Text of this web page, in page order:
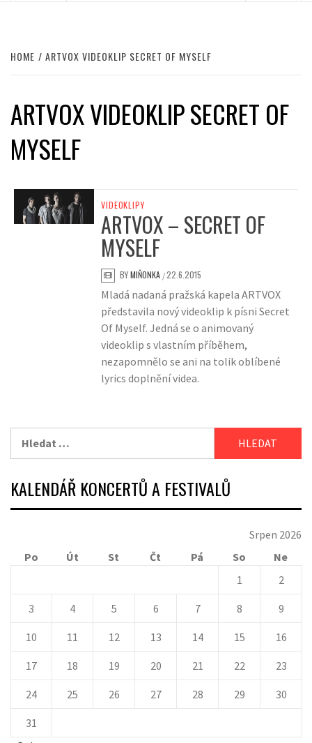
HOME ARTVOX VIDEOKLIP SECRET OF MYSELF
ARTVOX VIDEOKLIP SECRET OF
MYSELF
VIDEOKLIPY
ARTVOX – SECRET OF
MYSELF
BYMIŇONKA /22.6.2015
Mladá nadaná pražská kapela ARTVOX
představila nový videoklip k písni Secret
Of Myself. Jedná se o animovaný
videoklip s vlastním příběhem,
nezapomnělo se ani na tolik oblíbené
lyrics doplnění videa.
KALENDÁŘ KONCERTŮ A FESTIVALŮ
Srpen 2026
Po
Út St Čt Pá So
Ne
1
2
3 4 5 6 7 8 9
10 11 12 13 14 15 16
17 18 19 20 21 22 23
24 25 26 27 28 29 30
31